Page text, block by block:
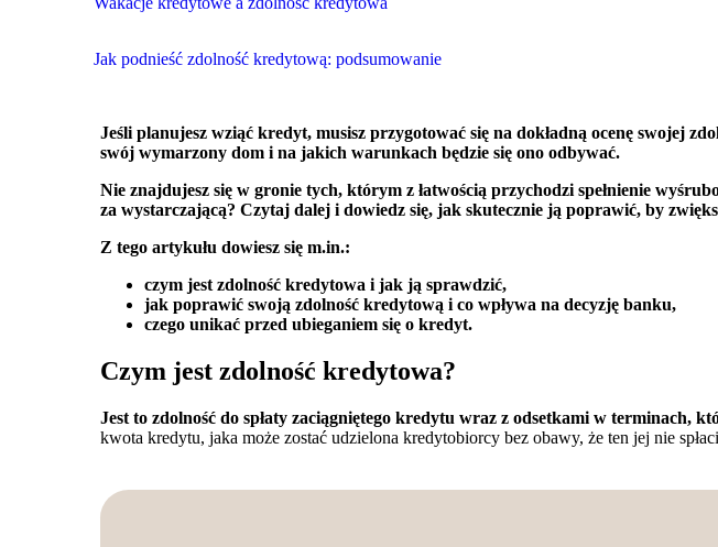
Jak podnieść zdolność kredytową: podsumowanie
Jeśli planujesz wziąć kredyt, musisz przygotować się na dokładną ocenę swojej
swój wymarzony dom i na jakich warunkach będzie się ono odbywać.
Nie znajdujesz się w gronie tych, którym z łatwością przychodzi spełnienie
za wystarczającą? Czytaj dalej i dowiedz się, jak skutecznie ją poprawić, by
Z tego artykułu dowiesz się m.in.:
czym jest zdolność kredytowa i jak ją sprawdzić,
jak poprawić swoją zdolność kredytową i co wpływa na decyzję banku,
czego unikać przed ubieganiem się o kredyt.
Czym jest zdolność kredytowa?
Jest to zdolność do spłaty zaciągniętego kredytu wraz z odsetkami w terminach,
kwota kredytu, jaka może zostać udzielona kredytobiorcy bez obawy, że ten jej nie